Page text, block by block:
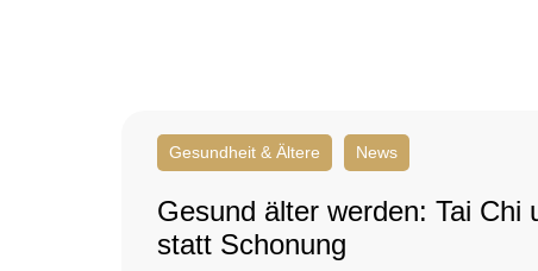
Gesundheit & Ältere News
Gesund älter werden: Tai Chi
statt Schonung